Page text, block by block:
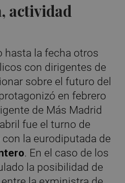
actividad
hasta la fecha otros
con dirigentes de
sobre el futuro del
en febrero
de Más Madrid
fue el turno de
la eurodiputada de
. En el caso de los
la posibilidad de